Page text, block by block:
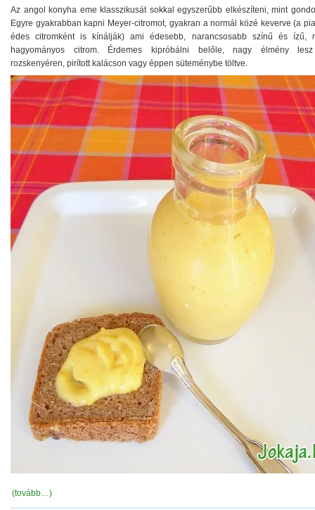
Az angol konyha eme klasszikusát sokkal egyszerűbb elkészíteni, mint
Egyre gyakrabban kapni Meyer-citromot, gyakran a normál közé keverve (a
édes citromként is kínálják) ami édesebb, narancsosabb színű és ízű,
hagyományos citrom. Érdemes kipróbálni belőle, nagy élmény
rozskenyéren, pirított kalácson vagy éppen süteménybe töltve.
(tovább…)